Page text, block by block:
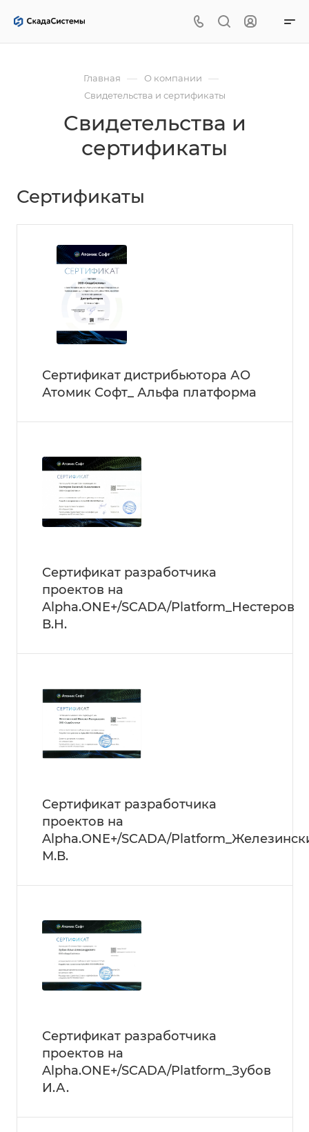
Главная — О компании —
Свидетельства и сертификаты
Свидетельства и
сертификаты
Сертификаты
Сертификат дистрибьютора АО
Атомик Софт_ Альфа платформа
Сертификат разработчика
проектов на
Alpha.ONE+/SCADA/Platform_Нестеров
В.Н.
Сертификат разработчика
проектов на
Alpha.ONE+/SCADA/
М.В.
Сертификат разработчика
проектов на
Alpha.ONE+/SCADA/Platform_Зубов
И.А.